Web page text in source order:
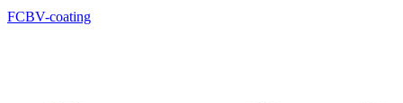
FCBV-coating